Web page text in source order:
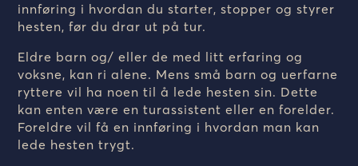
innføring i hvordan du starter, stopper og styrer
hesten, før du drar ut på tur.
Eldre barn og/ eller de med litt erfaring og
voksne, kan ri alene. Mens små barn og uerfarne
ryttere vil ha noen til å lede hesten sin. Dette
kan enten være en turassistent eller en forelder.
Foreldre vil få en innføring i hvordan man kan
lede hesten trygt.